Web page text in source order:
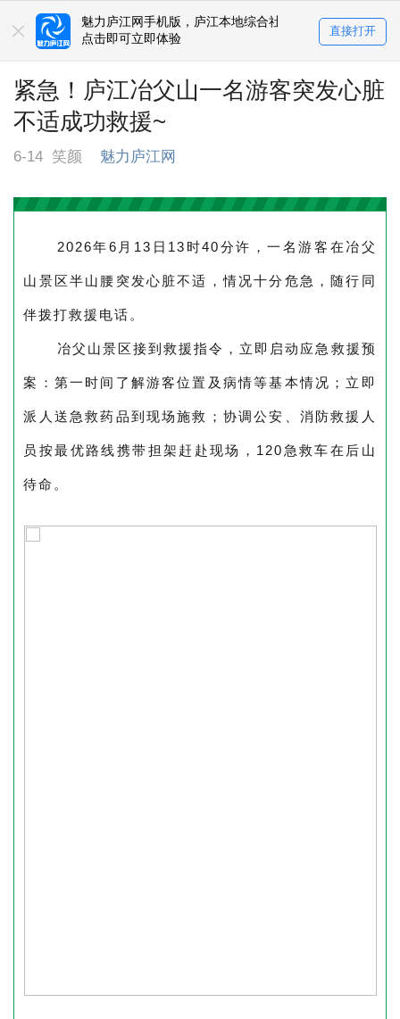
魅力庐江网手机版，庐江本地综合社区
点击即可立即体验
直接打开
紧急！庐江冶父山一名游客突发心脏
不适成功救援~
6-14 笑颜 魅力庐江网
2026年6月13日13时40分许，一名游客在冶父
山景区半山腰突发心脏不适，情况十分危急，随行同
伴拨打救援电话。
冶父山景区接到救援指令，立即启动应急救援预
案：第一时间了解游客位置及病情等基本情况；立即
派人送急救药品到现场施救；协调公安、消防救援人
员按最优路线携带担架赶赴现场， 120急救车在后山
待命。